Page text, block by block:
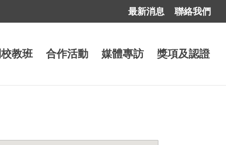
最新消息 聯絡我們
教班 合作活動 媒體專訪 獎項及認證